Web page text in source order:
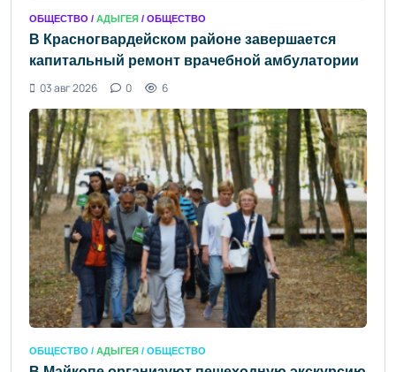
ОБЩЕСТВО / АДЫГЕЯ / ОБЩЕСТВО
В Красногвардейском районе завершается
капитальный ремонт врачебной амбулатории
03 авг 2026
0 6
ОБЩЕСТВО / АДЫГЕЯ / ОБЩЕСТВО